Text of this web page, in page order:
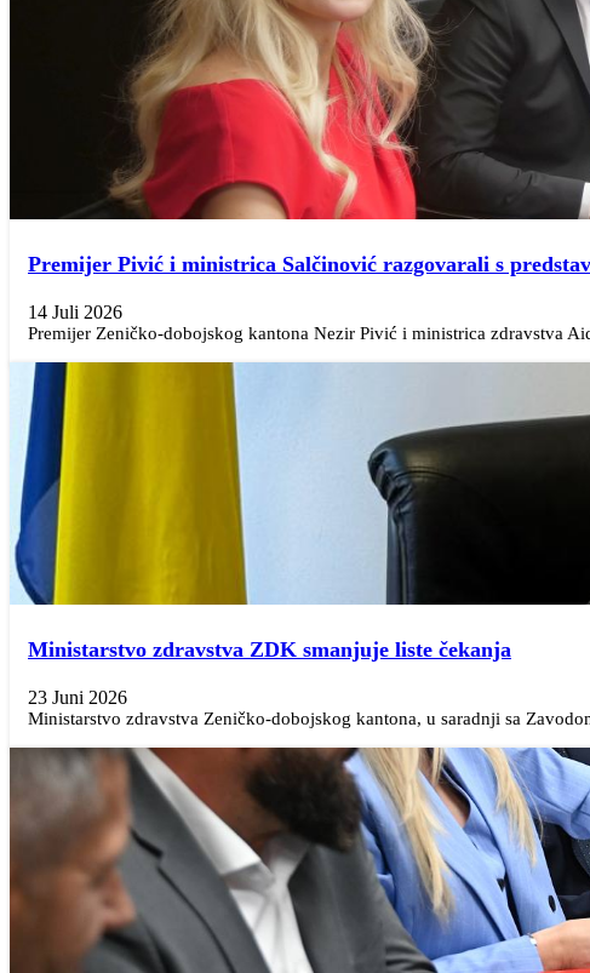
Premijer Pivić i ministrica Salčinović razgovarali s
14 Juli 2026
Premijer Zeničko-dobojskog kantona Nezir Pivić i ministrica zdravstva
Ministarstvo zdravstva ZDK smanjuje liste čekanja
23 Juni 2026
Ministarstvo zdravstva Zeničko-dobojskog kantona, u saradnji sa